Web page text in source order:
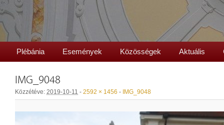
Plébánia Események Közösségek Aktuális
IMG_9048
Közzétéve: 2019-10-11 - 2592 × 1456 - IMG_9048